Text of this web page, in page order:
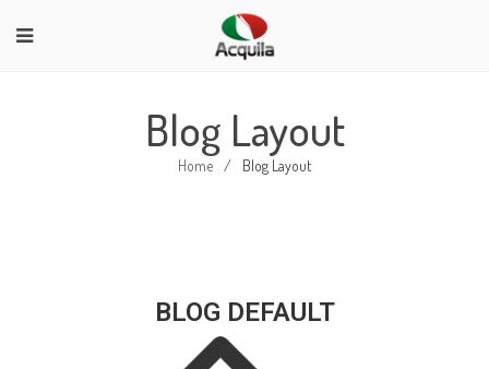
Blog Layout
Home / Blog Layout
BLOG DEFAULT